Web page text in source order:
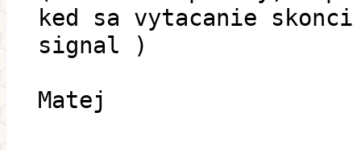
ked sa vytacanie skonci
signal )
Matej